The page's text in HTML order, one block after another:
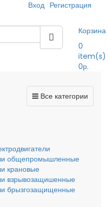
Вход Регистрация
Корзина
0
item(s)
0р.
Все категории
общепромышленные
крановые
взрывозащишенные
брызгозащищенные